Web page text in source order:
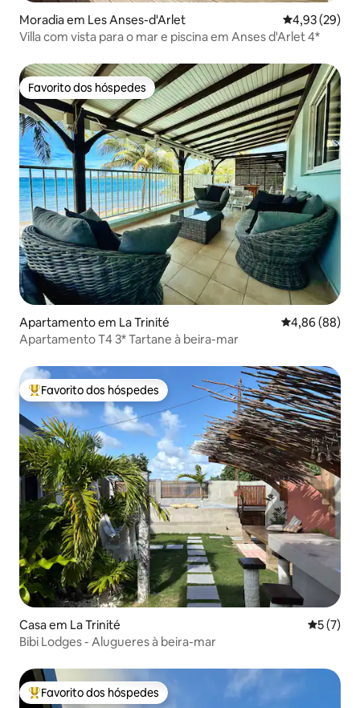
Moradia em Les Anses-d'Arlet Classificação
4,93 (29)
Villa com vista para o mar e piscina em Anses d'Arlet 4*
Favorito dos hóspedes
Favorito dos hóspedes
Apartamento em La Trinité Classificação
4,86 (88)
Apartamento T4 3* Tartane à beira-mar
Favoritos dos hóspedes mais apreciados
Favorito dos hóspedes
Casa em La Trinité
5 (7)
Bibi Lodges - Alugueres à beira-mar
Favoritos dos hóspedes mais apreciados
Favorito dos hóspedes